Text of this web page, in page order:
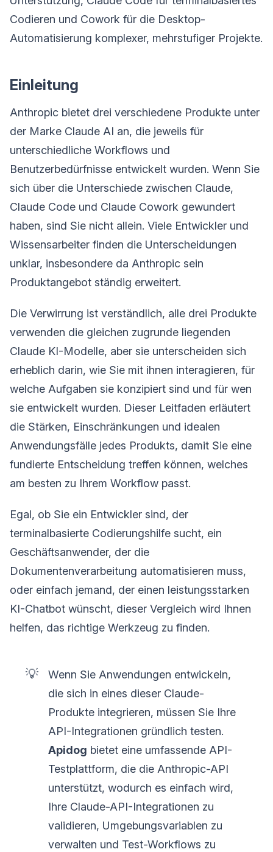
Codieren und Cowork für die Desktop-
Automatisierung komplexer, mehrstufiger Projekte.
Einleitung
Anthropic bietet drei verschiedene Produkte unter
der Marke Claude AI an, die jeweils für
unterschiedliche Workflows und
Benutzerbedürfnisse entwickelt wurden. Wenn Sie
sich über die Unterschiede zwischen Claude,
Claude Code und Claude Cowork gewundert
haben, sind Sie nicht allein. Viele Entwickler und
Wissensarbeiter finden die Unterscheidungen
unklar, insbesondere da Anthropic sein
Produktangebot ständig erweitert.
Die Verwirrung ist verständlich, alle drei Produkte
verwenden die gleichen zugrunde liegenden
Claude KI-Modelle, aber sie unterscheiden sich
erheblich darin, wie Sie mit ihnen interagieren, für
welche Aufgaben sie konzipiert sind und für wen
sie entwickelt wurden. Dieser Leitfaden erläutert
die Stärken, Einschränkungen und idealen
Anwendungsfälle jedes Produkts, damit Sie eine
fundierte Entscheidung treffen können, welches
am besten zu Ihrem Workflow passt.
Egal, ob Sie ein Entwickler sind, der
terminalbasierte Codierungshilfe sucht, ein
Geschäftsanwender, der die
Dokumentenverarbeitung automatisieren muss,
oder einfach jemand, der einen leistungsstarken
KI-Chatbot wünscht, dieser Vergleich wird Ihnen
helfen, das richtige Werkzeug zu finden.
💡
Wenn Sie Anwendungen entwickeln,
die sich in eines dieser Claude-
Produkte integrieren, müssen Sie Ihre
API-Integrationen gründlich testen.
Apidog bietet eine umfassende API-
Testplattform, die die Anthropic-API
unterstützt, wodurch es einfach wird,
Ihre Claude-API-Integrationen zu
validieren, Umgebungsvariablen zu
verwalten und Test-Workflows zu